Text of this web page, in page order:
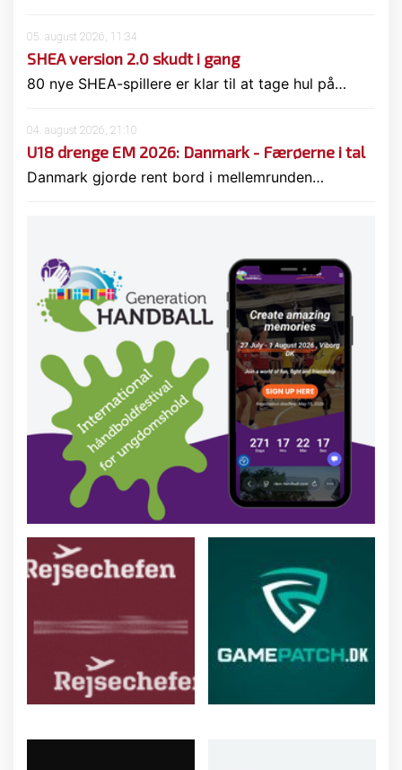
05. august 2026, 11:34
SHEA version 2.0 skudt i gang
80 nye SHEA-spillere er klar til at tage hul på…
04. august 2026, 21:10
U18 drenge EM 2026: Danmark - Færøerne i tal
Danmark gjorde rent bord i mellemrunden…